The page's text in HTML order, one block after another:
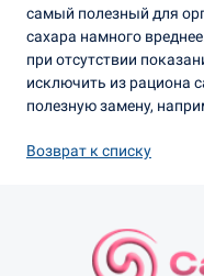
самый полезный для
сахара намного
при отсутствии
исключить из рациона
полезную замену,
Возврат к списку